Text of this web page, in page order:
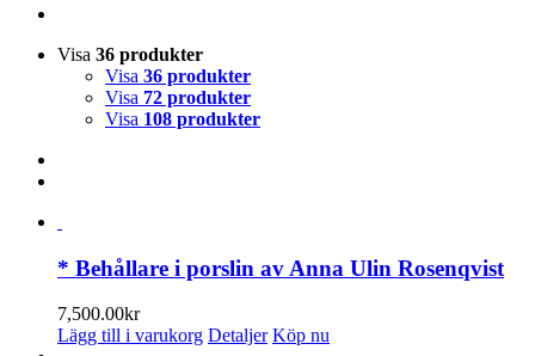
Visa 36 produkter
Visa 36 produkter
Visa 72 produkter
Visa 108 produkter
* Behållare i porslin av Anna Ulin Rosenqvist
7,500.00kr
Lägg till i varukorg Detaljer Köp nu